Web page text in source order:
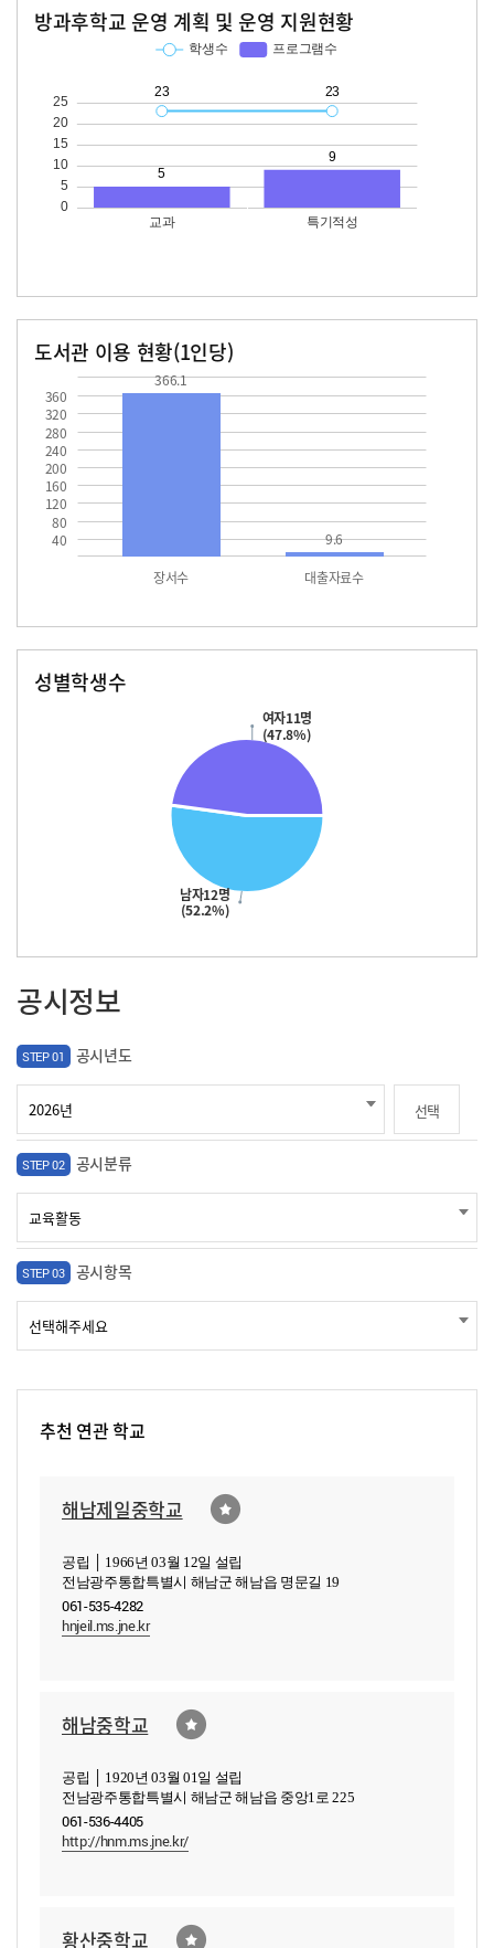
방과후학교 운영 계획 및 운영 지원현황
도서관 이용 현황(1인당)
40
80
120
160
200
240
280
320
360
장서수 대출자료수
366.1
9.6
성별학생수
남자12명
(52.2%)
여자11명
(47.8%)
공시정보
STEP 01 공시년도
선택
STEP 02 공시분류
STEP 03 공시항목
추천 연관 학교
해남제일중학교
공립 │ 1966년 03월 12일 설립
전남광주통합특별시 해남군 해남읍 명문길 19
061-535-4282
hnjeil.ms.jne.kr
해남중학교
공립 │ 1920년 03월 01일 설립
전남광주통합특별시 해남군 해남읍 중앙1로 225
061-536-4405
http://hnm.ms.jne.kr/
황산중학교